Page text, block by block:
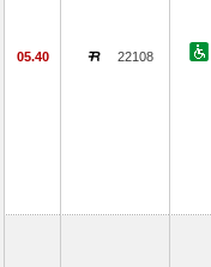
05.40 22108